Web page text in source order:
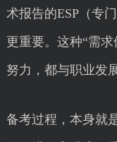
术报告的ESP（专
更重要。这种“需
努力，都与职业发
备考过程，本身就